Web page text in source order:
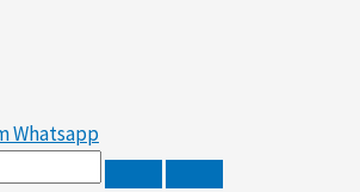
Whatsapp